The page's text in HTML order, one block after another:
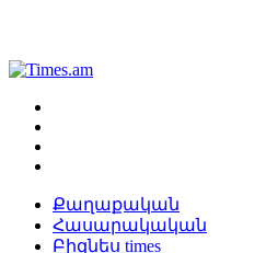
Քաղաքական
Հասարակական
Բիզնես times